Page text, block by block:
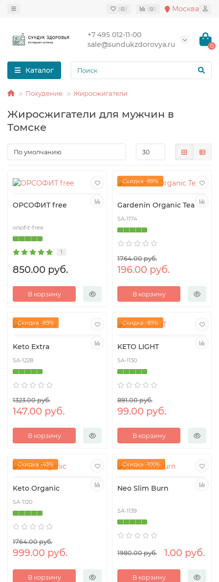
0 0 Москва
+7 495 012-11-00
sale@sundukzdorovya.ru
0
Каталог
Похудение Жиросжигатели
Жиросжигатели для мужчин в
Томске
ОРСОФИТ free
orsofit-free
1
850.00 руб.
В корзину
Скидка -89%
Gardenin Organic Tea
SA-1174
1764.00 руб.
196.00 руб.
В корзину
Скидка -89%
Keto Extra
SA-1228
1323.00 руб.
147.00 руб.
В корзину
Скидка -89%
KETO LIGHT
SA-1130
891.00 руб.
99.00 руб.
В корзину
Скидка -43%
Keto Organic
SA-1120
1764.00 руб.
999.00 руб.
В корзину
Скидка -100%
Neo Slim Burn
SA-1139
1980.00 руб. 1.00 руб.
В корзину